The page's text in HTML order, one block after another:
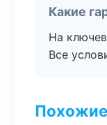
Какие
На
Все